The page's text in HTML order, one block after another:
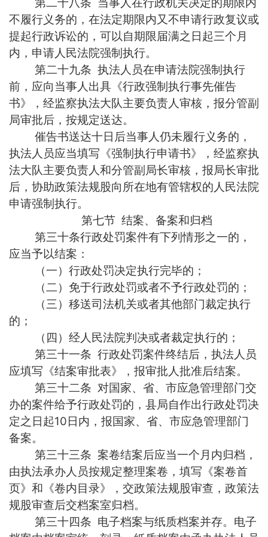
不履行义务的，在法定期限内又不申请行政复议或
提起行政诉讼的，可以自期限届满之日起三个月
内，申请人民法院强制执行。
第二十九条 执法人员在申请法院强制执行
前，应向当事人出具《行政强制执行事先催告
书》，经监察执法大队主要负责人审核，报分管副
局审批后，按规定送达。
催告书送达十日后当事人仍未履行义务的，
执法人员应当填写《强制执行申请书》，经监察执
法大队主要负责人和分管副局长审核，报局长审批
后，协助政策法规股向所在地有管辖权的人民法院
申请强制执行。
第七节 结案、备案和归档
第三十条行政处罚案件有下列情形之一的，
应当予以结案：
（一）行政处罚决定执行完毕的；
（二）免于行政处罚或者不予行政处罚的；
（三）移送司法机关或者其他部门裁定执行
的；
（四）经人民法院判决或者裁定执行的；
第三十一条 行政处罚案件终结后，执法人员
应填写《结案审批表》，报审批人批准后结案。
第三十二条 对国家、省、市应急管理部门交
办的案件给予行政处罚的，县局自作出行政处罚决
定之日起10日内，报国家、省、市应急管理部门
备案。
第三十三条 案卷结案后应当一个月内归档，
由执法承办人员按规定整理案卷，填写《案卷首
页》和《卷内目录》，交政策法规股审查，政策法
规股审查后交档案室归档。
第三十四条 电子档案与纸质档案并存。电子